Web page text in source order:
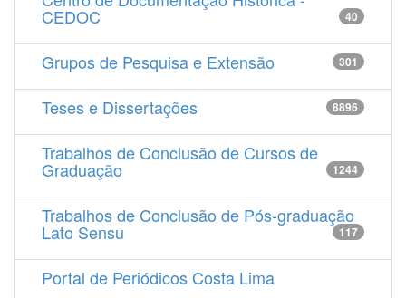
CEDOC 40
Grupos de Pesquisa e Extensão 301
Teses e Dissertações 8896
Trabalhos de Conclusão de Cursos de
Graduação 1244
Trabalhos de Conclusão de Pós-graduação
Lato Sensu 117
Portal de Periódicos Costa Lima